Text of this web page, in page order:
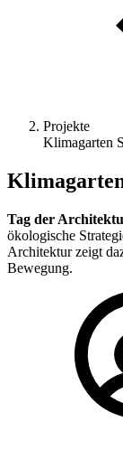
Projekte
Klimagarten
Tag der
ökologische
Architektur zeigt
Bewegung.